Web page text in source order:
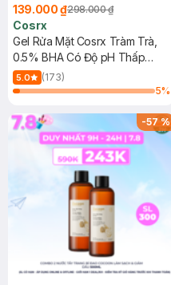
139.000 ₫298.000 ₫
Cosrx
Gel Rửa Mặt Cosrx Tràm Trà,
0.5% BHA Có Độ pH Thấp
150ml
5.0
(173)
5%
-57%